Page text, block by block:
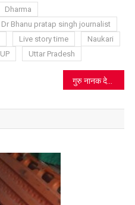
List
Dharma
Dr Bhanu pratap singh journalist
Live story time
Naukari
UP Uttar Pradesh